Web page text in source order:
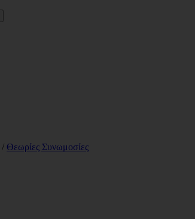
/ Θεωρίες Συνωμοσίες